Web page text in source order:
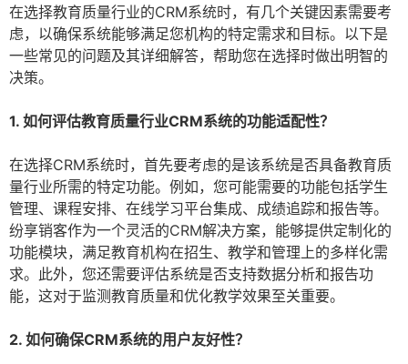
在选择教育质量行业的CRM系统时，有几个关键因素需要考
虑，以确保系统能够满足您机构的特定需求和目标。以下是
一些常见的问题及其详细解答，帮助您在选择时做出明智的
决策。
1. 如何评估教育质量行业CRM系统的功能适配性？
在选择CRM系统时，首先要考虑的是该系统是否具备教育质
量行业所需的特定功能。例如，您可能需要的功能包括学生
管理、课程安排、在线学习平台集成、成绩追踪和报告等。
纷享销客作为一个灵活的CRM解决方案，能够提供定制化的
功能模块，满足教育机构在招生、教学和管理上的多样化需
求。此外，您还需要评估系统是否支持数据分析和报告功
能，这对于监测教育质量和优化教学效果至关重要。
2. 如何确保CRM系统的用户友好性？